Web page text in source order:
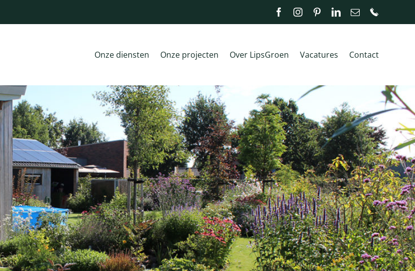
FacebookInstagramPinterestLinkedIn
E-
Custom
Onze diensten Onze projecten Over LipsGroen Vacatures Contact